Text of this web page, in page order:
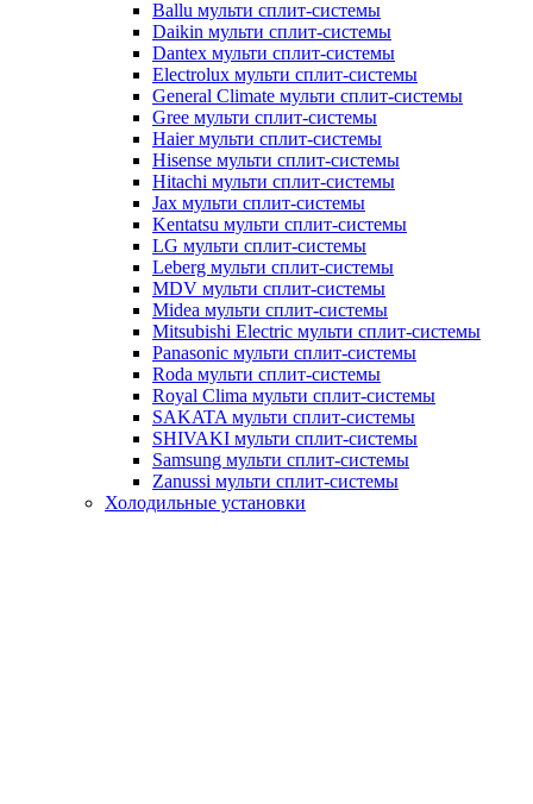
Ballu мульти сплит-системы
Daikin мульти сплит-системы
Dantex мульти сплит-системы
Electrolux мульти сплит-системы
General Climate мульти сплит-системы
Gree мульти сплит-системы
Haier мульти сплит-системы
Hisense мульти сплит-системы
Hitachi мульти сплит-системы
Jax мульти сплит-системы
Kentatsu мульти сплит-системы
LG мульти сплит-системы
Leberg мульти сплит-системы
MDV мульти сплит-системы
Midea мульти сплит-системы
Mitsubishi Electric мульти сплит-системы
Panasonic мульти сплит-системы
Roda мульти сплит-системы
Royal Clima мульти сплит-системы
SAKATA мульти сплит-системы
SHIVAKI мульти сплит-системы
Samsung мульти сплит-системы
Zanussi мульти сплит-системы
Холодильные установки